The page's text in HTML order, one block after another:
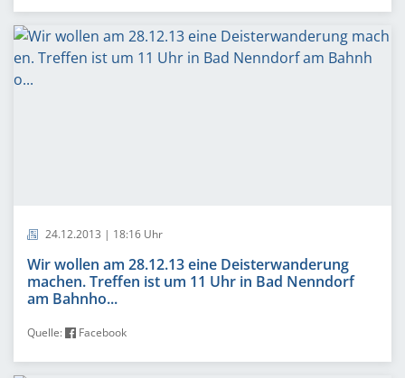
24.12.2013 | 18:16 Uhr
Wir wollen am 28.12.13 eine Deisterwanderung
machen. Treffen ist um 11 Uhr in Bad Nenndorf
am Bahnho...
Quelle: Facebook